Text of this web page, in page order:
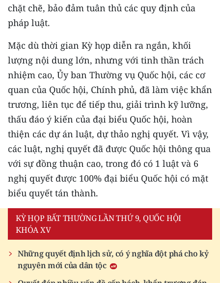
MUA BÁO
ENGLISH
中文
FRANÇAIS
РУССКИЙ
ESPAÑOL
한국어
chặt chẽ, bảo đảm tuân thủ các quy định của
pháp luật.
Mặc dù thời gian Kỳ họp diễn ra ngắn, khối
lượng nội dung lớn, nhưng với tinh thần trách
nhiệm cao, Ủy ban Thường vụ Quốc hội, các cơ
quan của Quốc hội, Chính phủ, đã làm việc khẩn
trương, liên tục để tiếp thu, giải trình kỹ lưỡng,
thấu đáo ý kiến của đại biểu Quốc hội, hoàn
thiện các dự án luật, dự thảo nghị quyết. Vì vậy,
các luật, nghị quyết đã được Quốc hội thông qua
với sự đồng thuận cao, trong đó có 1 luật và 6
nghị quyết được 100% đại biểu Quốc hội có mặt
biểu quyết tán thành.
KỲ HỌP BẤT THƯỜNG LẦN THỨ 9, QUỐC HỘI
KHÓA XV
Những quyết định lịch sử, có ý nghĩa đột phá cho kỷ
nguyên mới của dân tộc